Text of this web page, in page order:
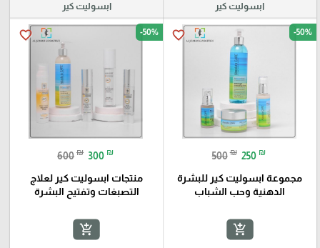
ابسوليت كير
favorite_border -50%
500 ₪ 250 ₪
مجموعة ابسوليت كير للبشرة
الدهنية وحب الشباب
add_shopping_cart
ابسوليت كير
favorite_border -50%
600 ₪ 300 ₪
منتجات ابسوليت كير لعلاج
التصبغات وتفتيح البشرة
add_shopping_cart